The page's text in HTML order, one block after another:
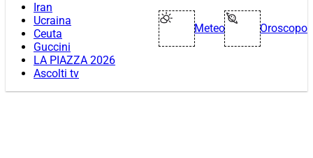
Iran
Ucraina
Ceuta
Guccini
LA PIAZZA 2026
Ascolti tv
Meteo Oroscopo